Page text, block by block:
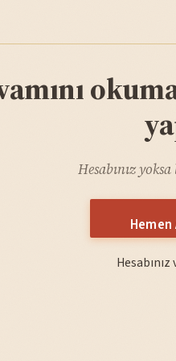
Hesabınız
Hesabınız